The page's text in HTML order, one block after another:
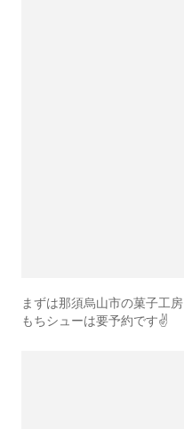
まずは那須烏山市の菓子工
もちシューは要予約です✌️